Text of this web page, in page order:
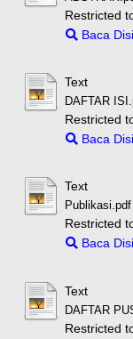
Restricted
Baca
Text
DAFTAR
Restricted
Baca
Text
Publikasi.pdf
Restricted
Baca
Text
DAFTAR
Restricted